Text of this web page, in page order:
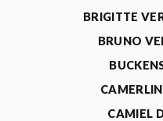
BRIGITTE
BRUNO
CAMIEL